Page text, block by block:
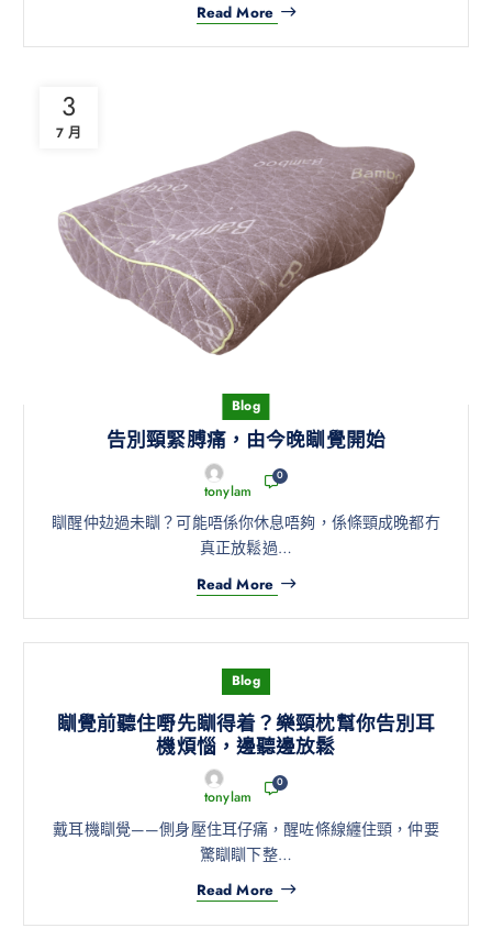
Read More
3
7 月
Blog
告別頸緊膊痛，由今晚瞓覺開始
tonylam
0
瞓醒仲攰過未瞓？可能唔係你休息唔夠，係條頸成晚都冇
真正放鬆過…
Read More
Blog
瞓覺前聽住嘢先瞓得着？樂頸枕幫你告別耳
機煩惱，邊聽邊放鬆
tonylam
0
戴耳機瞓覺——側身壓住耳仔痛，醒咗條線纏住頸，仲要
驚瞓瞓下整…
Read More